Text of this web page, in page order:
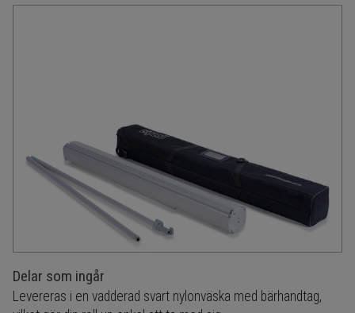
Delar som ingår
Levereras i en vadderad svart nylonväska med bärhandtag,